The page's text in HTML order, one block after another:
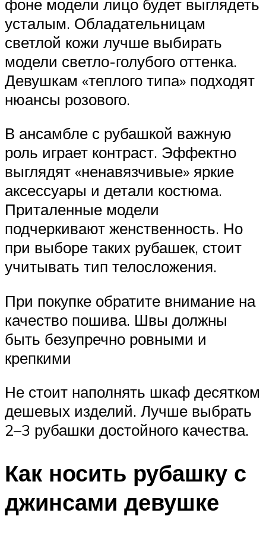
фоне модели лицо будет выглядеть
усталым. Обладательницам
светлой кожи лучше выбирать
модели светло-голубого оттенка.
Девушкам «теплого типа» подходят
нюансы розового.
В ансамбле с рубашкой важную
роль играет контраст. Эффектно
выглядят «ненавязчивые» яркие
аксессуары и детали костюма.
Приталенные модели
подчеркивают женственность. Но
при выборе таких рубашек, стоит
учитывать тип телосложения.
При покупке обратите внимание на
качество пошива. Швы должны
быть безупречно ровными и
крепкими
Не стоит наполнять шкаф десятком
дешевых изделий. Лучше выбрать
2–3 рубашки достойного качества.
Как носить рубашку с
джинсами девушке